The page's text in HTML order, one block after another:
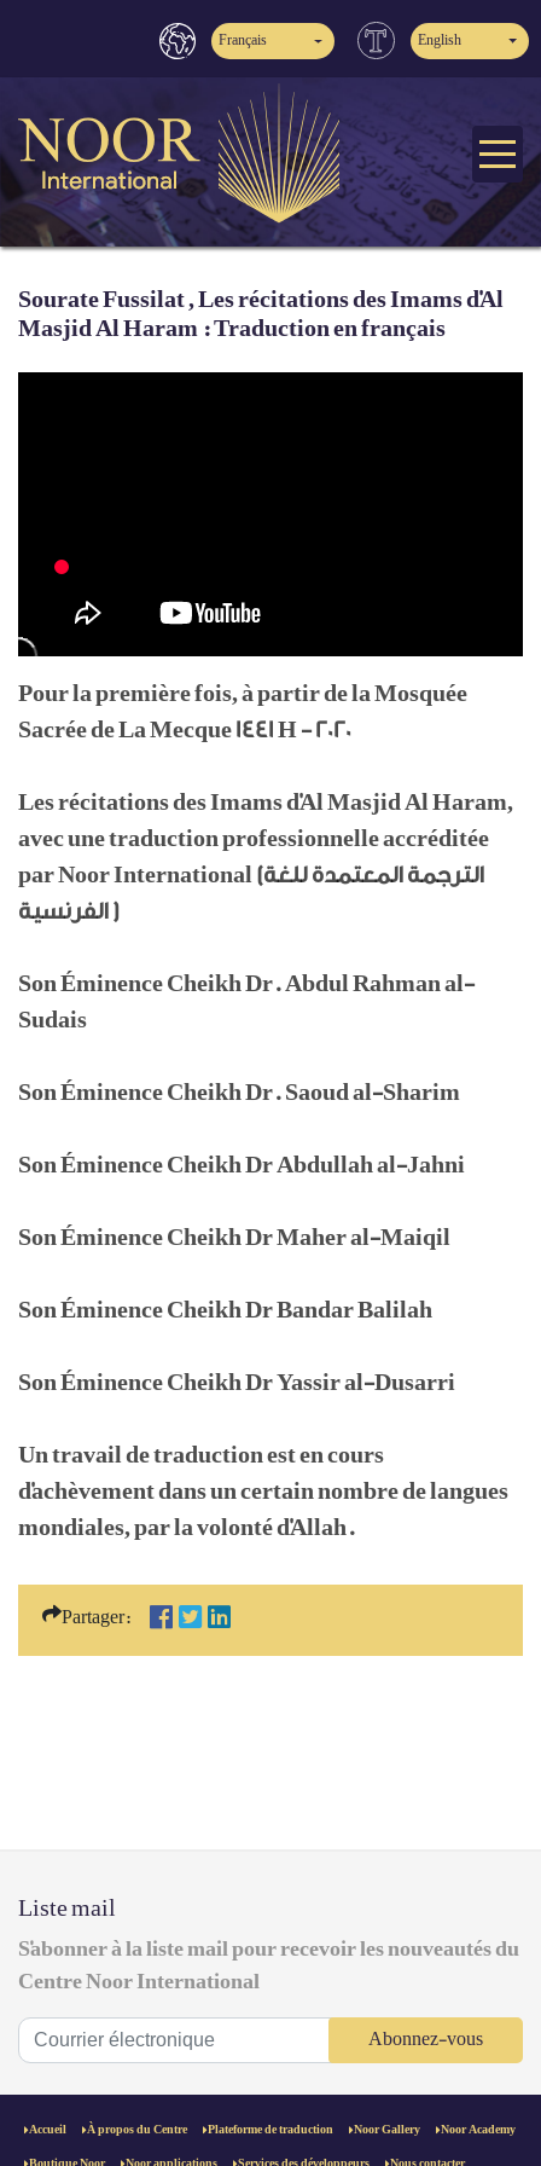
Français English
Sourate Fussilat , Les récitations des Imams d'Al
Masjid Al Haram : Traduction en français
Pour la première fois, à partir de la Mosquée
Sacrée de La Mecque 1441 H - 2020
Les récitations des Imams d'Al Masjid Al Haram,
avec une traduction professionnelle accréditée
par Noor International (الترجمة المعتمدة للغة
الفرنسية )
Son Éminence Cheikh Dr. Abdul Rahman al-
Sudais
Son Éminence Cheikh Dr. Saoud al-Sharim
Son Éminence Cheikh Dr Abdullah al-Jahni
Son Éminence Cheikh Dr Maher al-Maiqil
Son Éminence Cheikh Dr Bandar Balilah
Son Éminence Cheikh Dr Yassir al-Dusarri
Un travail de traduction est en cours
d'achèvement dans un certain nombre de langues
mondiales, par la volonté d'Allah.
Partager:
Liste mail
S'abonner à la liste mail pour recevoir les nouveautés du
Centre Noor International
Abonnez-vous
Accueil À propos du Centre Plateforme de traduction Noor Gallery Noor Academy
Boutique Noor Noor applications Services des développeurs Nous contacter